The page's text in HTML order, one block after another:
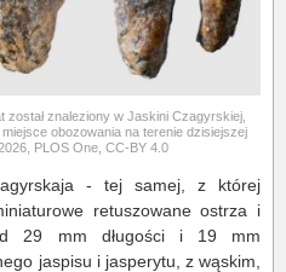
został znaleziony w Jaskini Czagyrskiej,
obozowania na terenie dzisiejszej
PLOS One, CC-BY 4.0
- tej samej, z której
retuszowane ostrza i
29 mm długości i 19 mm
jaspisu i jasperytu, z wąskim,